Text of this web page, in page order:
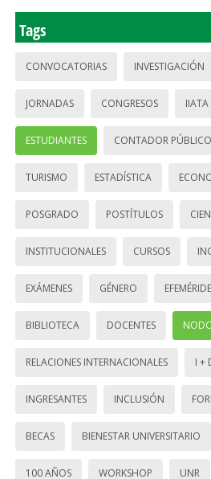
Tags
CONVOCATORIAS INVESTIGACIÓN
JORNADAS CONGRESOS IIATA
ESTUDIANTES CONTADOR PÚBLICO
TURISMO ESTADÍSTICA
POSGRADO POSTÍTULOS
INSTITUCIONALES CURSOS
EXÁMENES GÉNERO
BIBLIOTECA DOCENTES
RELACIONES INTERNACIONALES I +
INGRESANTES INCLUSIÓN
BECAS BIENESTAR UNIVERSITARIO
100 AÑOS WORKSHOP UNR